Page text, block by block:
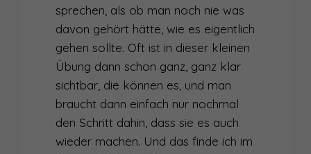
sprechen, als ob man noch nie was
davon gehört hätte, wie es eigentlich
gehen sollte. Oft ist in dieser kleinen
Übung dann schon ganz, ganz klar
sichtbar, die können es, und man
braucht dann einfach nur nochmal
den Schritt dahin, dass sie es auch
wieder machen. Und das finde ich im